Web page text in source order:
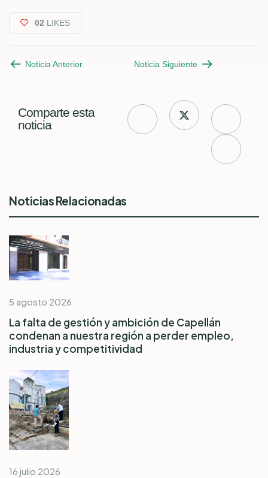
02 LIKES
Noticia Anterior Noticia Siguiente
Comparte esta
noticia
Noticias Relacionadas
5 agosto 2026
La falta de gestión y ambición de Capellán
condenan a nuestra región a perder empleo,
industria y competitividad
16 julio 2026